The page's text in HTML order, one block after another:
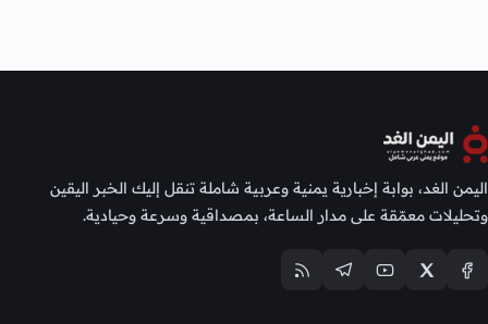
اليمن الغد، بوابة إخبارية يمنية وعربية شاملة تنقل إليك الخبر اليقين
وتحليلات معمّقة على مدار الساعة، بمصداقية وسرعة وحيادية.